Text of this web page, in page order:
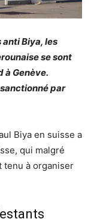
Biya, les
se sont
à Genève.
par
Biya en suisse a
qui malgré
tenu à organiser